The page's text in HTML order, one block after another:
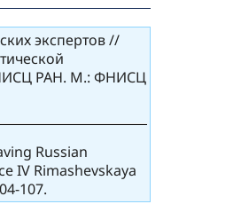
экспертов //
РАН. М.: ФНИСЦ
Russian
IV Rimashevskaya
107.